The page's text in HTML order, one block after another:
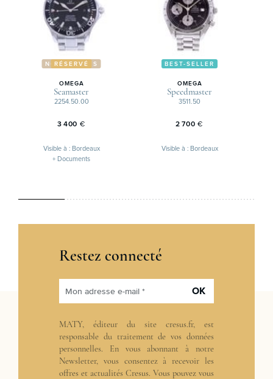
NOUVEAUTÉS
RÉSERVÉ
OMEGA
Seamaster
2254.50.00
3 400 €
Visible à : Bordeaux
+ Documents
BEST-SELLER
OMEGA
Speedmaster
3511.50
2 700 €
Visible à : Bordeaux
Restez connecté
Mon adresse e-mail * OK
MATY, éditeur du site cresus.fr, est
responsable du traitement de vos données
personnelles. En vous abonnant à notre
Newsletter, vous consentez à recevoir les
offres et actualités Cresus. Vous pouvez vous